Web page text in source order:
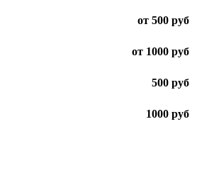
от 500 руб
от 1000 руб
500 руб
1000 руб